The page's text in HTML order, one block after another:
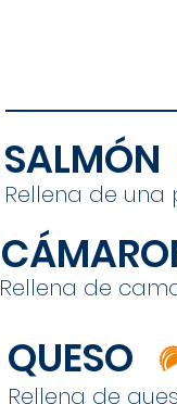
SALMÓN
Rellena de
Rellena de
QUESO
Rellena de